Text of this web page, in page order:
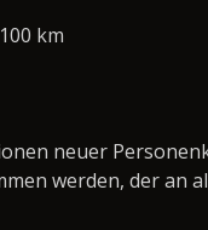
km
neuer
werden, der an